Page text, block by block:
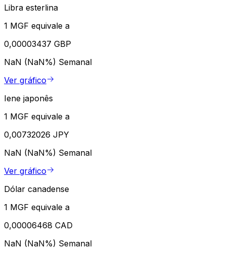
Libra esterlina
1 MGF equivale a
0,00003437 GBP
NaN (NaN%) Semanal
Ver gráfico
Iene japonês
1 MGF equivale a
0,00732026 JPY
NaN (NaN%) Semanal
Ver gráfico
Dólar canadense
1 MGF equivale a
0,00006468 CAD
NaN (NaN%) Semanal